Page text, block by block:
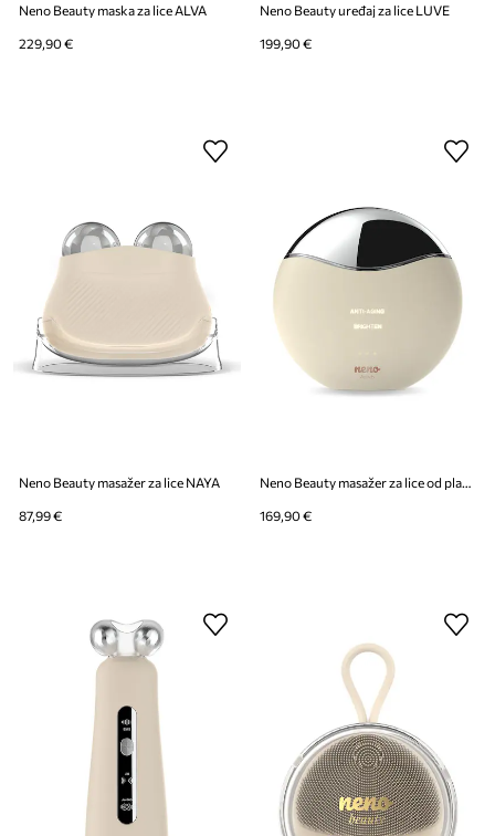
Neno Beauty maska za lice ALVA
229,90 €
Neno Beauty uređaj za lice LUVE
199,90 €
Neno Beauty masažer za lice NAYA
87,99 €
Neno Beauty masažer za lice od plastike AURI
169,90 €